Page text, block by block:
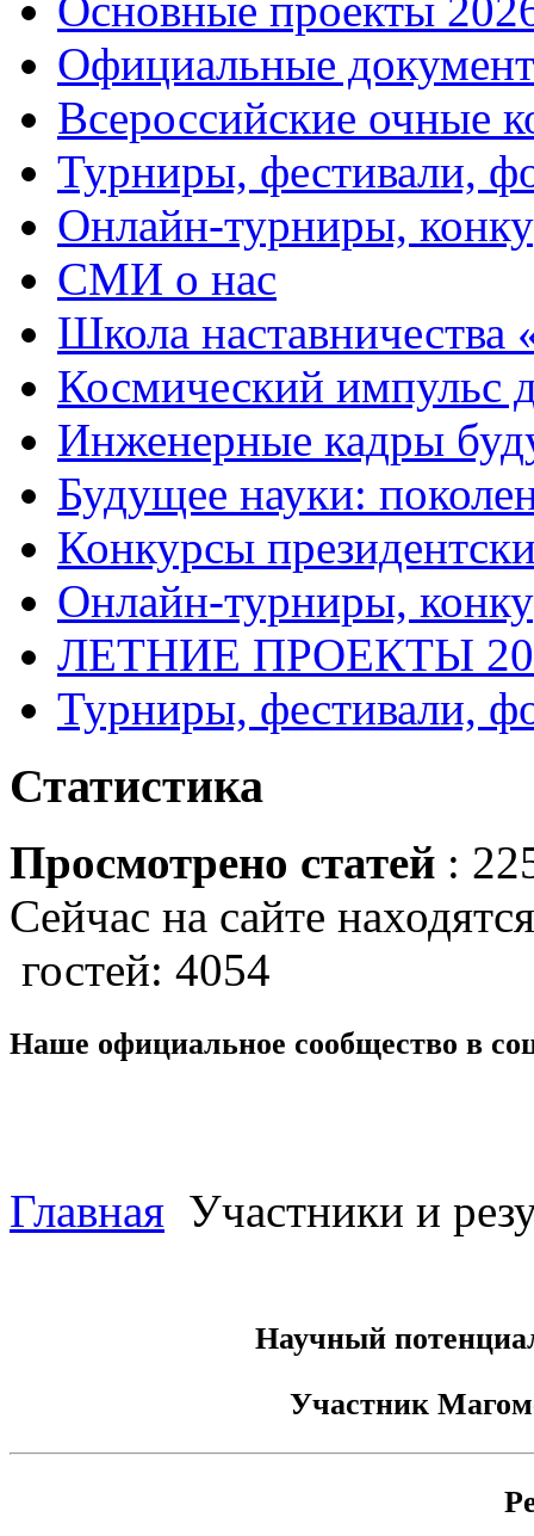
Официальные
Всероссийские очные
Турниры, фестивали,
Онлайн-турниры,
СМИ о нас
Школа
Космический импульс
Инженерные кадры
Будущее науки:
Конкурсы
Онлайн-турниры,
ЛЕТНИЕ ПРОЕКТЫ
Турниры, фестивали,
Статистика
Просмотрено статей :
Сейчас на сайте
гостей: 4054
Наше официальное сообщество в
Главная Участники и
Научный
Участник